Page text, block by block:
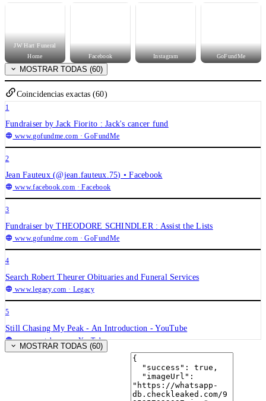
JW Hart Funeral
Home
Facebook Instagram GoFundMe
MOSTRAR TODAS (60)
Coincidencias exactas (60)
1
Fundraiser by Jack Fiorito : Jack's cancer fund
www.gofundme.com · GoFundMe
2
Jean Fauteux (@jean.fauteux.75) • Facebook
www.facebook.com · Facebook
3
Fundraiser by THEODORE SCHINDLER : Assist the Lists
www.gofundme.com · GoFundMe
4
Search Robert Theurer Obituaries and Funeral Services
www.legacy.com · Legacy
5
Still Chasing My Peak - An Introduction - YouTube
www.youtube.com· YouTube
Fundraiser by Halley Boldt : My dad and I need your help ❤️
MOSTRAR TODAS (60)